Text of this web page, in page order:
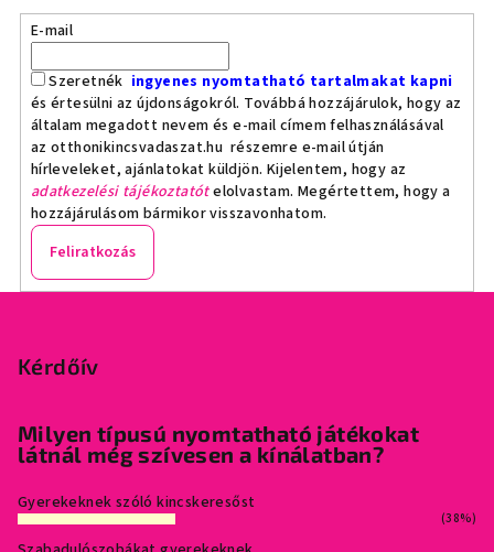
E-mail
Szeretnék ingyenes nyomtatható tartalmakat kapni
és értesülni az újdonságokról. Továbbá hozzájárulok, hogy az
általam megadott nevem és e-mail címem felhasználásával
az otthonikincsvadaszat.hu részemre e-mail útján
hírleveleket, ajánlatokat küldjön. Kijelentem, hogy az
adatkezelési tájékoztatótelolvastam. Megértettem, hogy a
hozzájárulásom bármikor visszavonhatom.
Feliratkozás
Kérdőív
Milyen típusú nyomtatható játékokat
látnál még szívesen a kínálatban?
Gyerekeknek szóló kincskeresőst
(38%)